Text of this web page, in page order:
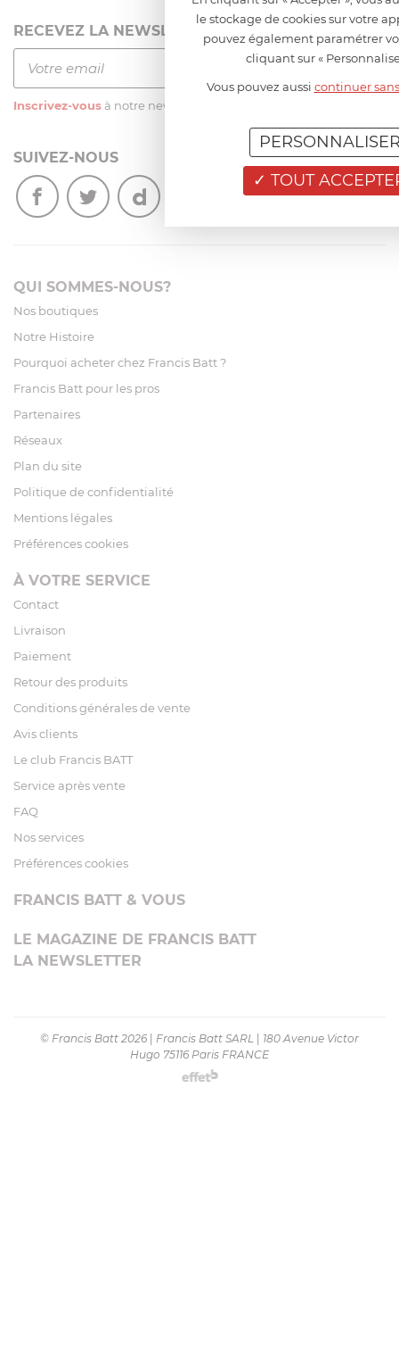
RECEVEZ LA NEWSLETTER
Inscrivez-vous à notre newsletter
SUIVEZ-NOUS
QUI SOMMES-NOUS?
Nos boutiques
Notre Histoire
Pourquoi acheter chez Francis Batt ?
Francis Batt pour les pros
Partenaires
Réseaux
Plan du site
Politique de confidentialité
Mentions légales
Préférences cookies
À VOTRE SERVICE
Contact
Livraison
Paiement
Retour des produits
Conditions générales de vente
Avis clients
Le club Francis BATT
Service après vente
FAQ
Nos services
Préférences cookies
FRANCIS BATT & VOUS
LE MAGAZINE DE FRANCIS BATT
LA NEWSLETTER
© Francis Batt 2026 Francis Batt SARL
180 Avenue Victor
Hugo 75116 Paris FRANCE
le stockage de cookies sur votre
pouvez également paramétrer
cliquant sur «
Vous pouvez aussi continuer
TOUT